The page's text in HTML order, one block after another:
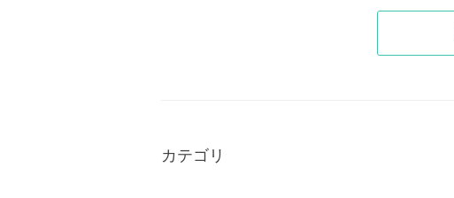
カテゴリ